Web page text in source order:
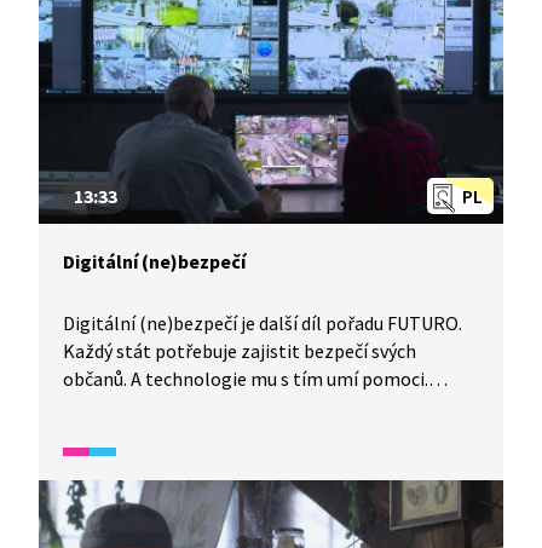
PL
13:33
Digitální (ne)bezpečí
Digitální (ne)bezpečí je další díl pořadu FUTURO.
Každý stát potřebuje zajistit bezpečí svých
občanů. A technologie mu s tím umí pomoci.
Dozvíme se také, jaký je rozdíl mezi hackerem
a crackerem. A jak bude vypadat armáda
budoucnosti?